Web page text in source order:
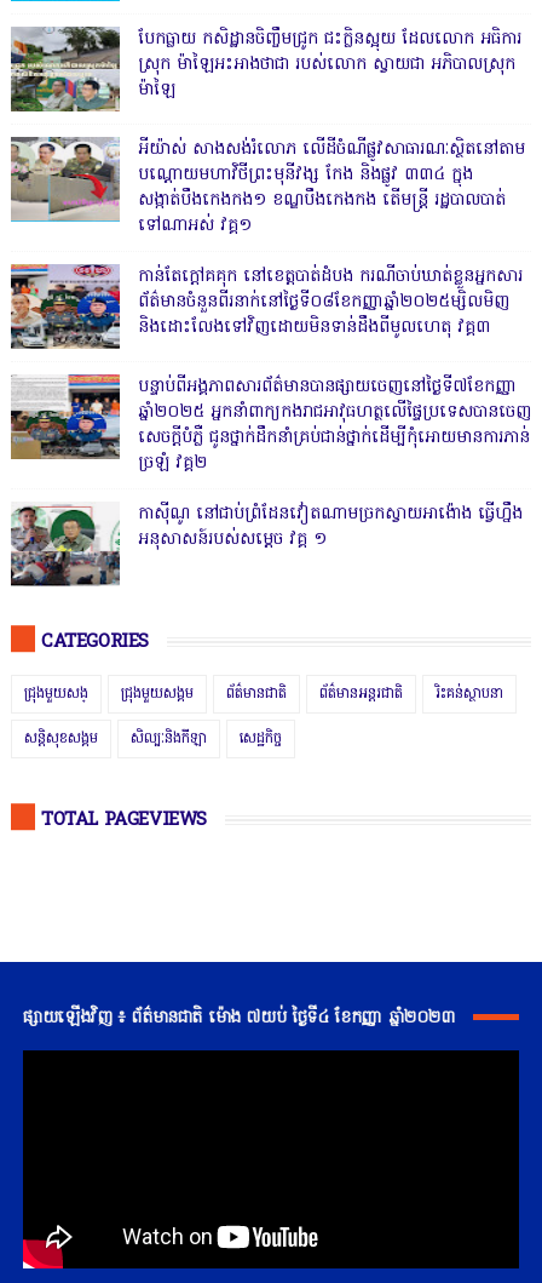
បែកធ្លាយ កសិដ្ឋានចិញ្ចឹមជ្រូក ជះក្លិនស្អុយ ដែលលោក អធិការ
ស្រុក ម៉ាឡៃអះអាងថាជា របស់លោក ស្វាយជា អភិបាលស្រុក
ម៉ាឡៃ
អីយ៉ាស់ សាងសង់រំលោភ លើដីចំណីផ្លូវសាធារណៈស្ថិតនៅតាម
បណ្ដោយមហាវិថីព្រះមុនីវង្ស កែង និងផ្លូវ ៣៣៤ ក្នុង
សង្កាត់បឹងកេងកង១ ខណ្ឌបឹងកេងកង តើមន្ត្រី រដ្ឋបាលបាត់
ទៅណាអស់ វគ្គ១
កាន់តែក្តៅគគុក នៅខេត្តបាត់ដំបង ករណីចាប់ឃាត់ខ្លួនអ្នកសារ
ព័ត៌មានចំនួនពីរនាក់នៅថ្ងៃទី០៨ខែកញ្ញាឆ្នាំ២០២៥ម្សិលមិញ
និងដោះលែងទៅវិញដោយមិនទាន់ដឹងពីមូលហេតុ វគ្គ៣
បន្ទាប់ពីអង្គភាពសារព័ត៌មានបានផ្សាយចេញនៅថ្ងៃទី៧ខែកញ្ញា
ឆ្នាំ២០២៥ អ្នកនាំពាក្យកងរាជអាវុធហត្ថលើផ្ទៃប្រទេសបានចេញ
សេចក្តីបំភ្លឺ ជូនថ្នាក់ដឹកនាំគ្រប់ជាន់ថ្នាក់ដើម្បីកុំអោយមានការភាន់
ច្រឡំ វគ្គ២
កាសុីណូ នៅជាប់ព្រំដែនវៀតណាមច្រកស្វាយអាង៉ោង ធ្វើហ្នឹង
អនុសាសន៍របស់សម្ដេច វគ្គ ១
CATEGORIES
ជ្រុងមួយសង្ ជ្រុងមួយសង្គម ព័ត៌មានជាតិ ព័ត៌មានអន្តរជាតិ រិះគន់ស្ថាបនា
សន្តិសុខសង្គម សិល្បៈនិងកីឡា សេដ្ឋកិច្ច
TOTAL PAGEVIEWS
ផ្សាយឡើងវិញ ៖ ព័ត៌មានជាតិ ម៉ោង ៧យប់ ថ្ងៃទី៤ ខែកញ្ញា ឆ្នាំ២០២៣